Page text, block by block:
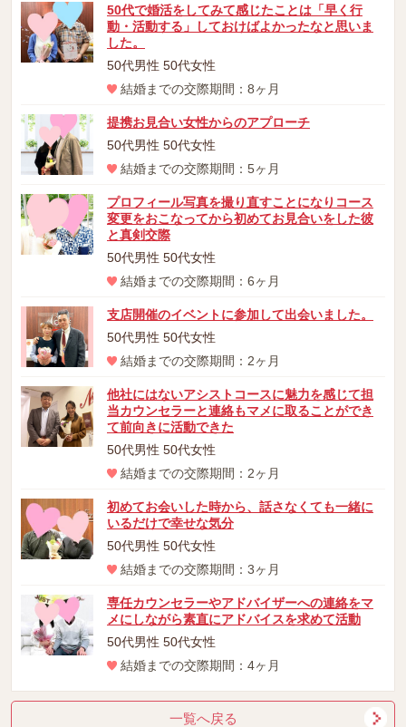
50代で婚活をしてみて感じたことは「早く行
動・活動する」しておけばよかったなと思いま
した。
50代男性 50代女性
結婚までの交際期間：8ヶ月
提携お見合い女性からのアプローチ
50代男性 50代女性
結婚までの交際期間：5ヶ月
プロフィール写真を撮り直すことになりコース
変更をおこなってから初めてお見合いをした彼
と真剣交際
50代男性 50代女性
結婚までの交際期間：6ヶ月
支店開催のイベントに参加して出会いました。
50代男性 50代女性
結婚までの交際期間：2ヶ月
他社にはないアシストコースに魅力を感じて担
当カウンセラーと連絡もマメに取ることができ
て前向きに活動できた
50代男性 50代女性
結婚までの交際期間：2ヶ月
初めてお会いした時から、話さなくても一緒に
いるだけで幸せな気分
50代男性 50代女性
結婚までの交際期間：3ヶ月
専任カウンセラーやアドバイザーへの連絡をマ
メにしながら素直にアドバイスを求めて活動
50代男性 50代女性
結婚までの交際期間：4ヶ月
一覧へ戻る